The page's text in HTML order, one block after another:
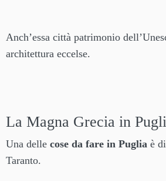
Anch’essa città patrimonio
architettura eccelse.
La Magna Grecia in
Una delle cose da fare in Puglia è
Taranto.